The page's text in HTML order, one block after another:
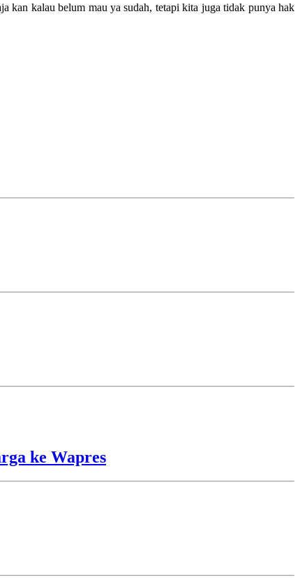
kan kalau belum mau ya sudah, tetapi kita juga tidak punya hak
ke Wapres